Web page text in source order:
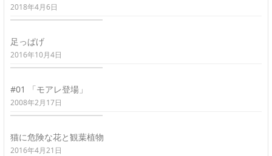
2018年4月6日
足っぱげ
2016年10月4日
#01 「モアレ登場」
2008年2月17日
猫に危険な花と観葉植物
2016年4月21日